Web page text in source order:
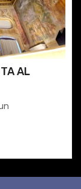
AL